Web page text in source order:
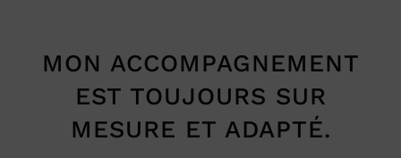
MON ACCOMPAGNEMENT
EST TOUJOURS SUR
MESURE ET ADAPTÉ.